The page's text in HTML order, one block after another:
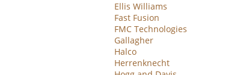
Ellis Williams
Fast Fusion
FMC Technologies
Gallagher
Halco
Herrenknecht